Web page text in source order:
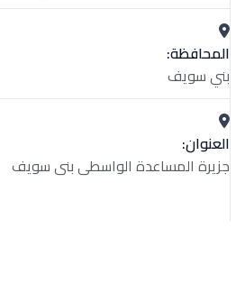
المحافظة:
بني سويف
العنوان:
جزيرة المساعدة الواسطى بنى سويف